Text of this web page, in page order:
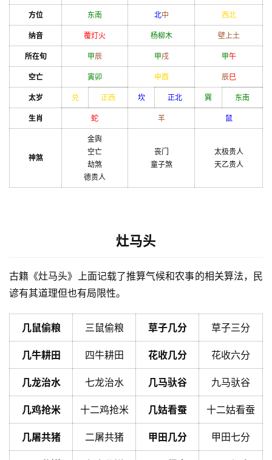
方位 东南 北中 西北
纳音 覆灯火 杨柳木 壁上土
所在旬 甲辰 甲戌 甲午
空亡 寅卯 申酉 辰巳
太岁 兑 正西 坎 正北 巽 东南
生肖 蛇 羊 鼠
神煞
金舆
空亡
劫煞
德贵人
丧门
童子煞
太极贵人
天乙贵人
灶马头
古籍《灶马头》上面记载了推算气候和农事的相关算法，民
谚有其道理但也有局限性。
几鼠偷粮 三鼠偷粮 草子几分 草子三分
几牛耕田 四牛耕田 花收几分 花收六分
几龙治水 七龙治水 几马驮谷 九马驮谷
几鸡抢米 十二鸡抢米 几姑看蚕 十二姑看蚕
几屠共猪 二屠共猪 甲田几分 甲田七分